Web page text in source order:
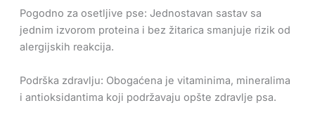
Pogodno za osetljive pse: Jednostavan sastav sa
jednim izvorom proteina i bez žitarica smanjuje rizik od
alergijskih reakcija.
Podrška zdravlju: Obogaćena je vitaminima, mineralima
i antioksidantima koji podržavaju opšte zdravlje psa.